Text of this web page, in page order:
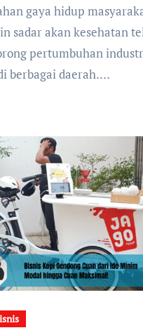
sadar akan kesehatan
pertumbuhan
berbagai daerah.…